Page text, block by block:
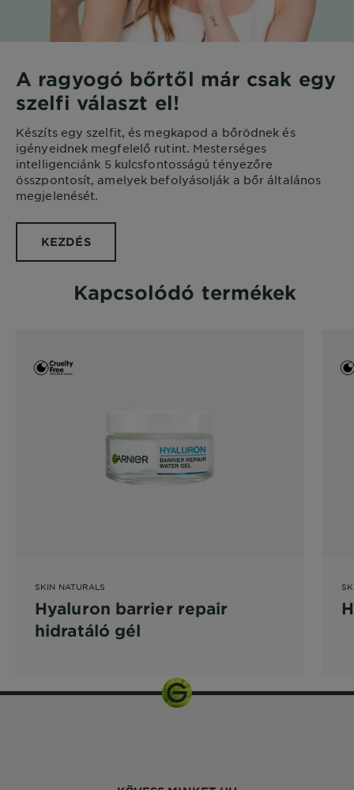
A ragyogó bőrtől már csak egy
szelfi választ el!
Készíts egy szelfit, és megkapod a bőrödnek és
igényeidnek megfelelő rutint. Mesterséges
intelligenciánk 5 kulcsfontosságú tényezőre
összpontosít, amelyek befolyásolják a bőr általános
megjelenését.
KEZDÉS
Kapcsolódó termékek
SKIN NATURALS
Hyaluron barrier repair
hidratáló gél